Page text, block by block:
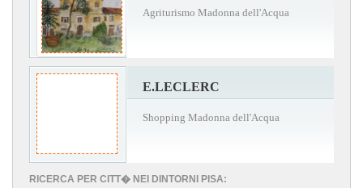
Agriturismo Madonna dell'Acqua
E.LECLERC
Shopping Madonna dell'Acqua
RICERCA PER CITT� NEI DINTORNI PISA: